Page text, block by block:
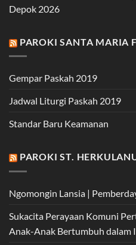
Depok 2026
PAROKI SANTA MARIA
Gempar Paskah 2019
Jadwal Liturgi Paskah 2019
Standar Baru Keamanan
PAROKI ST.
Ngomongin Lansia |
Sukacita Perayaan Komuni
Anak-Anak Bertumbuh dalam